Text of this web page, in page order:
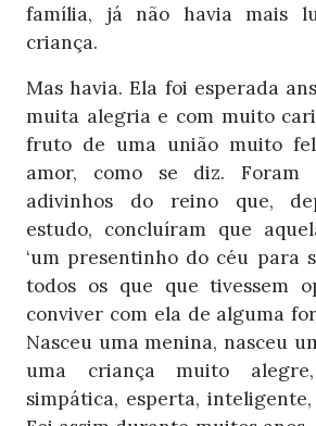
família, já não havia mais
criança.
Mas havia. Ela foi esperada
muita alegria e com muito
fruto de uma união muito
amor, como se diz. Foram
adivinhos do reino que,
estudo, concluíram que
‘um presentinho do céu para
todos os que que tivessem
conviver com ela de alguma
Nasceu uma menina, nasceu
uma criança muito alegre,
simpática, esperta,